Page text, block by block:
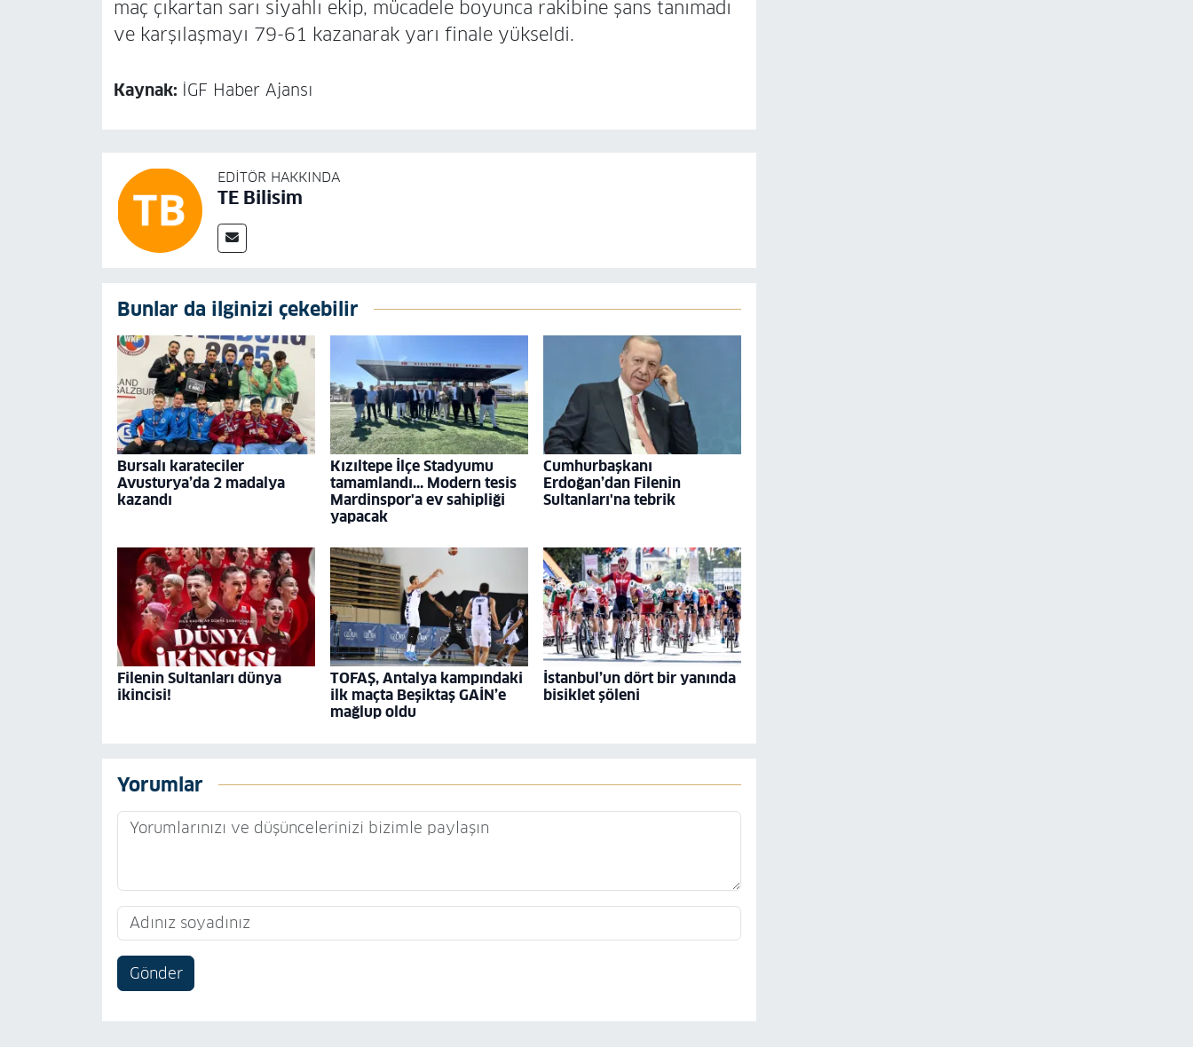
maç çıkartan sarı siyahlı ekip, mücadele boyunca rakibine şans tanımadı
ve karşılaşmayı 79-61 kazanarak yarı finale yükseldi.
Kaynak: İGF Haber Ajansı
EDITÖR HAKKINDA
TE Bilisim
Bunlar da ilginizi çekebilir
Bursalı karateciler
Avusturya’da 2 madalya
kazandı
Kızıltepe İlçe Stadyumu
tamamlandı... Modern tesis
Mardinspor'a ev sahipliği
yapacak
Cumhurbaşkanı
Erdoğan’dan Filenin
Sultanları'na tebrik
Filenin Sultanları dünya
ikincisi!
TOFAŞ, Antalya kampındaki
ilk maçta Beşiktaş GAİN’e
mağlup oldu
İstanbul’un dört bir yanında
bisiklet şöleni
Yorumlar
Gönder